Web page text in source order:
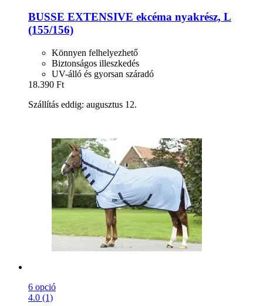
BUSSE EXTENSIVE ekcéma nyakrész, L
(155/156)
Könnyen felhelyezhető
Biztonságos illeszkedés
UV-álló és gyorsan száradó
18.390 Ft
Szállítás eddig: augusztus 12.
6 opció
4.0 (1)